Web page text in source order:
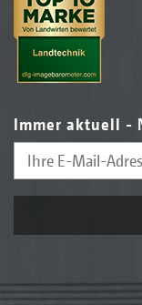
Immer aktuell -